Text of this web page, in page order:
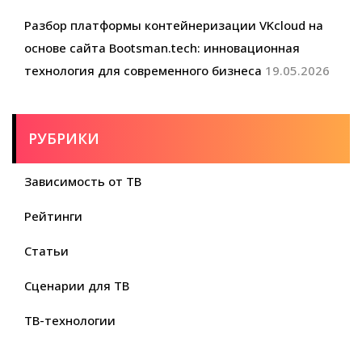
Разбор платформы контейнеризации VKcloud на
основе сайта Bootsman.tech: инновационная
технология для современного бизнеса 19.05.2026
РУБРИКИ
Зависимость от ТВ
Рейтинги
Статьи
Сценарии для ТВ
ТВ-технологии